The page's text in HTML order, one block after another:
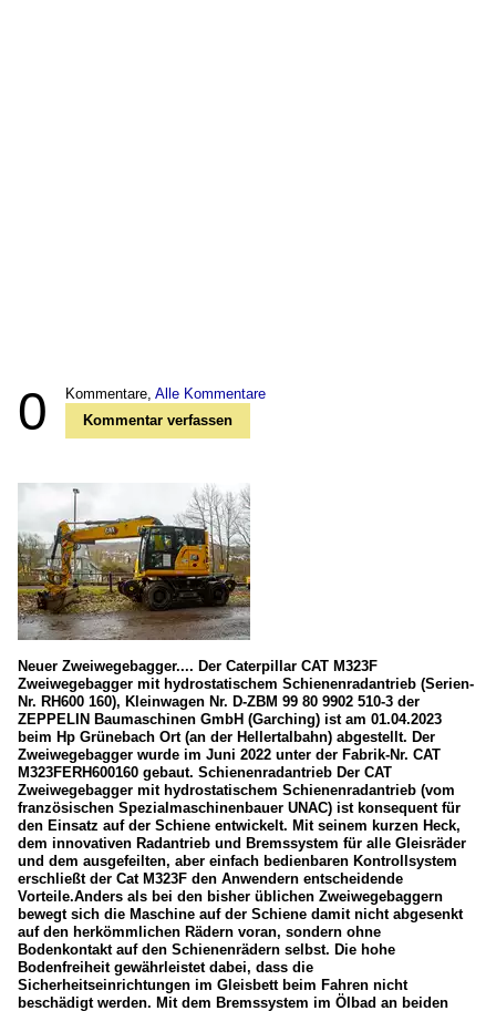
0 Kommentare, Alle Kommentare
Kommentar verfassen
Neuer Zweiwegebagger.... Der Caterpillar CAT M323F
Zweiwegebagger mit hydrostatischem Schienenradantrieb (Serien-
Nr. RH600 160), Kleinwagen Nr. D-ZBM 99 80 9902 510-3 der
ZEPPELIN Baumaschinen GmbH (Garching) ist am 01.04.2023
beim Hp Grünebach Ort (an der Hellertalbahn) abgestellt. Der
Zweiwegebagger wurde im Juni 2022 unter der Fabrik-Nr. CAT
M323FERH600160 gebaut. Schienenradantrieb Der CAT
Zweiwegebagger mit hydrostatischem Schienenradantrieb (vom
französischen Spezialmaschinenbauer UNAC) ist konsequent für
den Einsatz auf der Schiene entwickelt. Mit seinem kurzen Heck,
dem innovativen Radantrieb und Bremssystem für alle Gleisräder
und dem ausgefeilten, aber einfach bedienbaren Kontrollsystem
erschließt der Cat M323F den Anwendern entscheidende
Vorteile.Anders als bei den bisher üblichen Zweiwegebaggern
bewegt sich die Maschine auf der Schiene damit nicht abgesenkt
auf den herkömmlichen Rädern voran, sondern ohne
Bodenkontakt auf den Schienenrädern selbst. Die hohe
Bodenfreiheit gewährleistet dabei, dass die
Sicherheitseinrichtungen im Gleisbett beim Fahren nicht
beschädigt werden. Mit dem Bremssystem im Ölbad an beiden